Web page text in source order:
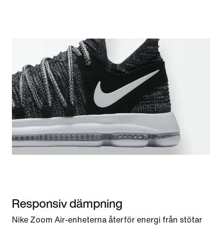
Responsiv dämpning
Nike Zoom Air-enheterna återför energi från stötar